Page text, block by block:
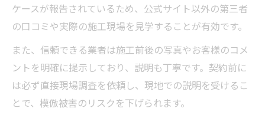
ケースが報告されているため、公式サイト以外の第三者
の口コミや実際の施工現場を見学することが有効です。
また、信頼できる業者は施工前後の写真やお客様のコメ
ントを明確に提示しており、説明も丁寧です。契約前に
は必ず直接現場調査を依頼し、現地での説明を受けるこ
とで、模倣被害のリスクを下げられます。